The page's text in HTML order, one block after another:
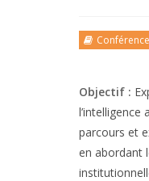
Conférence
Objectif :
l’intelligence
parcours et
en abordant